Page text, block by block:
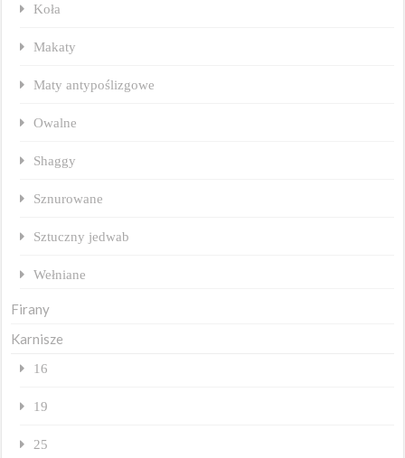
Koła
Makaty
Maty antypoślizgowe
Owalne
Shaggy
Sznurowane
Sztuczny jedwab
Wełniane
Firany
Karnisze
16
19
25